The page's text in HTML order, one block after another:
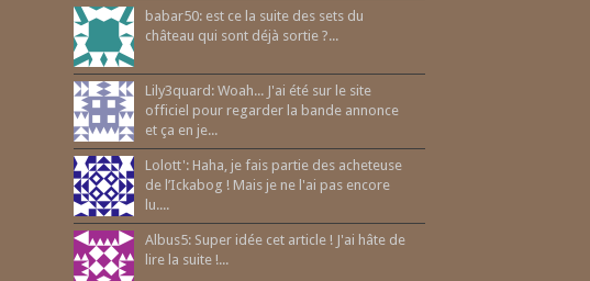
babar50: est ce la suite des sets du
château qui sont déjà sortie ?...
Lily3quard: Woah... J'ai été sur le site
officiel pour regarder la bande annonce
et ça en je...
Lolott': Haha, je fais partie des acheteuse
de l’Ickabog ! Mais je ne l'ai pas encore
lu....
Albus5: Super idée cet article ! J'ai hâte de
lire la suite !...